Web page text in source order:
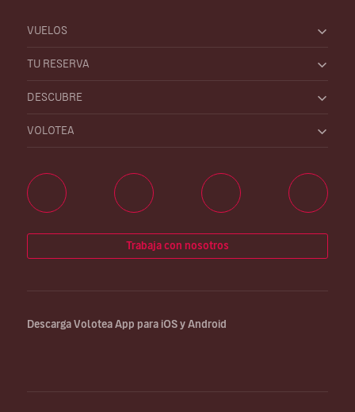
VUELOS
TU RESERVA
DESCUBRE
VOLOTEA
Trabaja con nosotros
Descarga Volotea App para iOS y Android